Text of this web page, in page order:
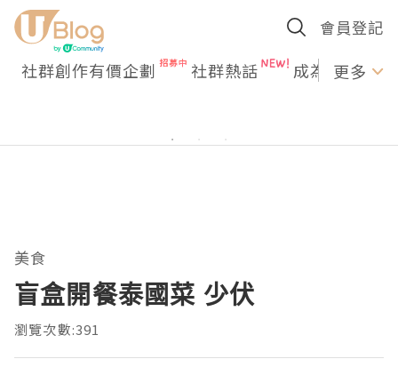
會員登記
社群創作有價企劃 社群熱話 成為U更多
美食
盲盒開餐泰國菜 少伏
瀏覽次數:391